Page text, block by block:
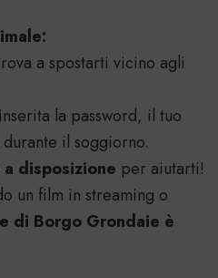
a spostarti vicino agli
la password, il tuo
il soggiorno.
disposizione per aiutarti!
un film in streaming o
di Borgo Grondaie è